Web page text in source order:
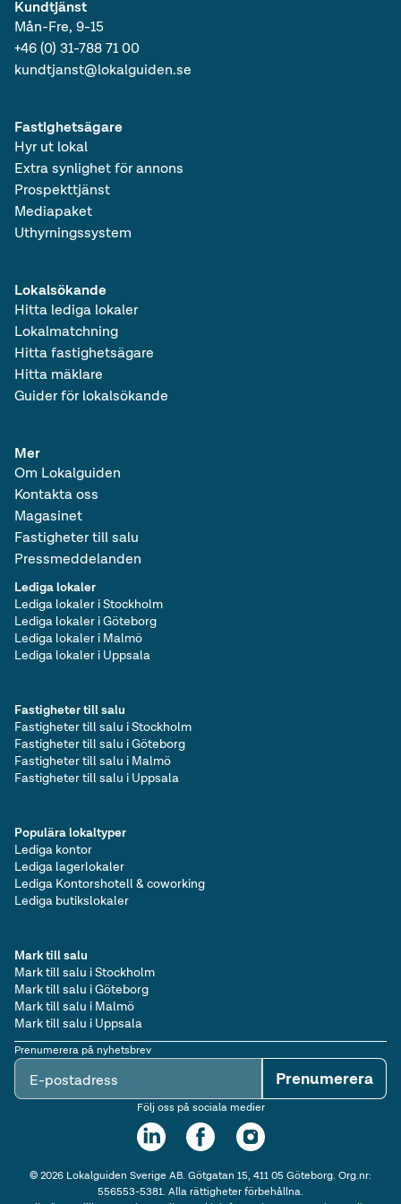
Kundtjänst
Mån-Fre, 9-15
+46 (0) 31-788 71 00
kundtjanst@lokalguiden.se
Lokalsökande
Hitta lediga lokaler
Lokalmatchning
Hitta fastighetsägare
Hitta mäklare
Guider för lokalsökande
Fastighetsägare
Hyr ut lokal
Extra synlighet för annons
Prospekttjänst
Mediapaket
Uthyrningssystem
Mer
Om Lokalguiden
Kontakta oss
Magasinet
Fastigheter till salu
Pressmeddelanden
Lediga lokaler
Lediga lokaler i Stockholm
Lediga lokaler i Göteborg
Lediga lokaler i Malmö
Lediga lokaler i Uppsala
Populära lokaltyper
Lediga kontor
Lediga lagerlokaler
Lediga Kontorshotell & coworking
Lediga butikslokaler
Fastigheter till salu
Fastigheter till salu i Stockholm
Fastigheter till salu i Göteborg
Fastigheter till salu i Malmö
Fastigheter till salu i Uppsala
Mark till salu
Mark till salu i Stockholm
Mark till salu i Göteborg
Mark till salu i Malmö
Mark till salu i Uppsala
Prenumerera på nyhetsbrev
E-postadress Prenumerera
Följ oss på sociala medier
©2026Lokalguiden Sverige AB. Götgatan 15, 411 05 Göteborg. Org.nr:
556553-5381. Alla rättigheter förbehållna.